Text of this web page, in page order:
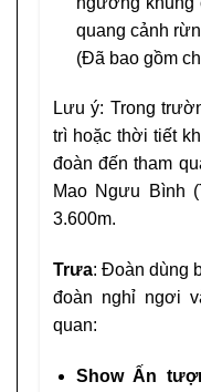
quang cảnh
(Đã bao gồm
Lưu ý: Trong
trì hoặc thời tiết
đoàn đến tham
Mao Ngưu Bình
3.600m.
Trưa: Đoàn dùng
đoàn nghỉ ngơi
quan:
Show Ấn